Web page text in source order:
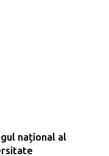
național al